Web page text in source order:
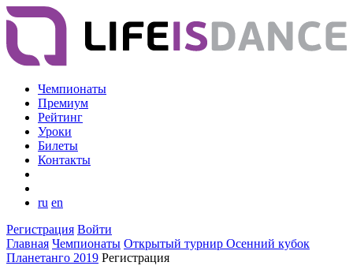
Чемпионаты
Премиум
Рейтинг
Уроки
Билеты
Контакты
ru en
Регистрация Войти
Главная Чемпионаты Открытый турнир Осенний кубок
Планетанго 2019 Регистрация